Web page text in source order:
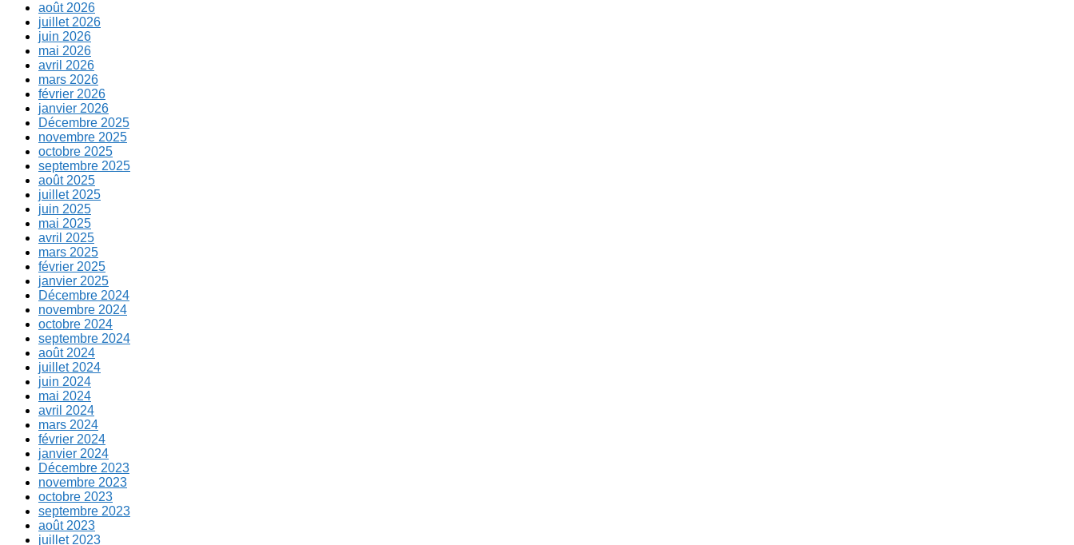
août 2026
juillet 2026
juin 2026
mai 2026
avril 2026
mars 2026
février 2026
janvier 2026
Décembre 2025
novembre 2025
octobre 2025
septembre 2025
août 2025
juillet 2025
juin 2025
mai 2025
avril 2025
mars 2025
février 2025
janvier 2025
Décembre 2024
novembre 2024
octobre 2024
septembre 2024
août 2024
juillet 2024
juin 2024
mai 2024
avril 2024
mars 2024
février 2024
janvier 2024
Décembre 2023
novembre 2023
octobre 2023
septembre 2023
août 2023
juillet 2023